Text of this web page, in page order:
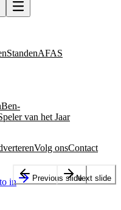
StandenAFAS
Ben-
van het Jaar
Volg onsContact
in Previous slideNext slide